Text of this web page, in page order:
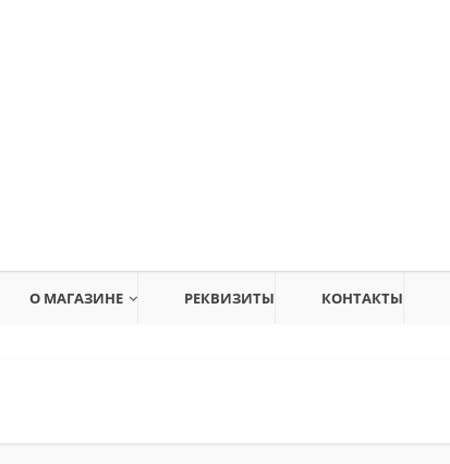
О МАГАЗИНЕ РЕКВИЗИТЫ КОНТАКТЫ